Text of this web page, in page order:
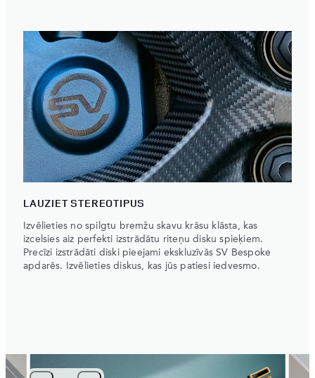
LAUZIET STEREOTIPUS
Izvēlieties no spilgtu bremžu skavu krāsu klāsta, kas
izcelsies aiz perfekti izstrādātu riteņu disku spieķiem.
Precīzi izstrādāti diski pieejami ekskluzīvās SV Bespoke
apdarēs. Izvēlieties diskus, kas jūs patiesi iedvesmo.